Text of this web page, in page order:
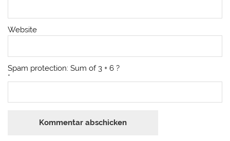
Website
Spam protection: Sum of 3 + 6 ?
*